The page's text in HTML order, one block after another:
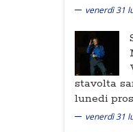
venerdì 31
stavolta
lunedi
venerdì 31